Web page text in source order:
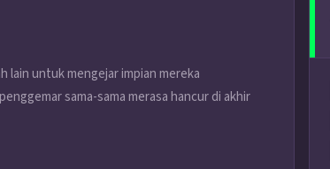
lain untuk mengejar impian mereka
sama-sama merasa hancur di akhir